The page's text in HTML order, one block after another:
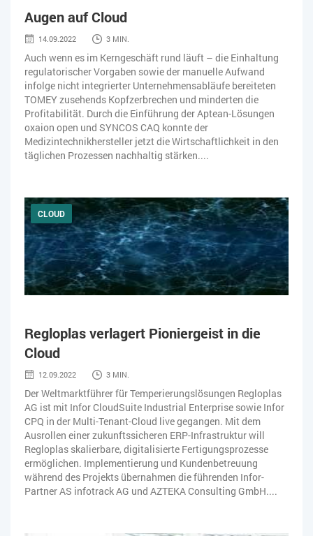
Augen auf Cloud
14.09.2022 3 MIN.
Auch wenn es im Kerngeschäft rund läuft – die Einhaltung
regulatorischer Vorgaben sowie der manuelle Aufwand
infolge nicht integrierter Unternehmensabläufe bereiteten
TOMEY zusehends Kopfzerbrechen und minderten die
Profitabilität. Durch die Einführung der Aptean-Lösungen
oxaion open und SYNCOS CAQ konnte der
Medizintechnikhersteller jetzt die Wirtschaftlichkeit in den
täglichen Prozessen nachhaltig stärken....
CLOUD
Regloplas verlagert Pioniergeist in die
Cloud
12.09.2022 3 MIN.
Der Weltmarktführer für Temperierungslösungen Regloplas
AG ist mit Infor CloudSuite Industrial Enterprise sowie Infor
CPQ in der Multi-Tenant-Cloud live gegangen. Mit dem
Ausrollen einer zukunftssicheren ERP-Infrastruktur will
Regloplas skalierbare, digitalisierte Fertigungsprozesse
ermöglichen. Implementierung und Kundenbetreuung
während des Projekts übernahmen die führenden Infor-
Partner AS infotrack AG und AZTEKA Consulting GmbH....